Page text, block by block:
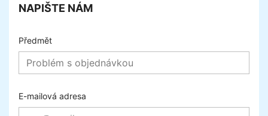
NAPIŠTE NÁM
Předmět
E-mailová adresa